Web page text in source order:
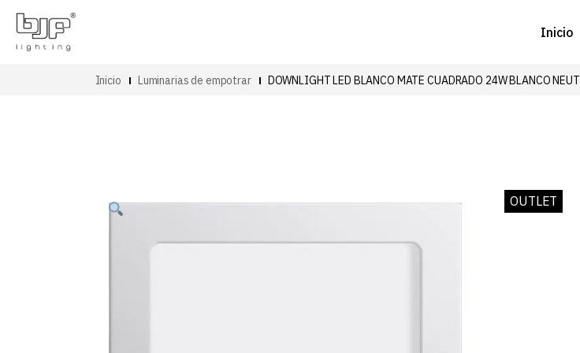
Inicio
Inicio Luminarias de empotrar DOWNLIGHT LED BLANCO MATE CUADRADO 24W BLANCO
OUTLET